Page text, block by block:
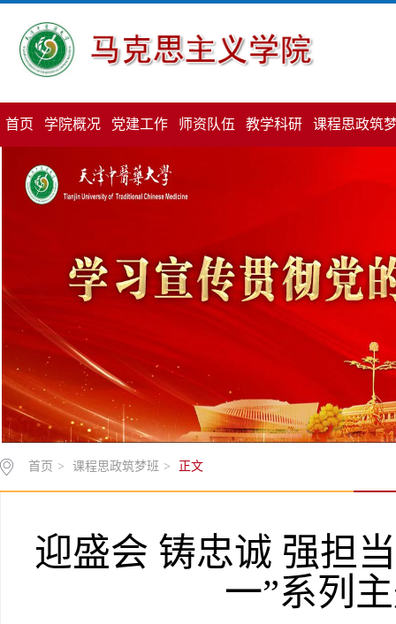
首页 学院概况 党建工作 师资队伍 教学科研 课程思政筑
首页 > 课程思政筑梦班 > 正文
迎盛会 铸忠诚 强担
一”系列